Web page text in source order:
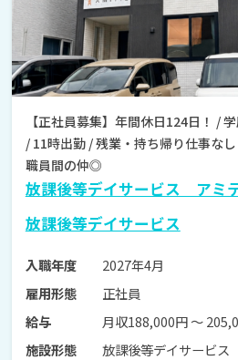
【正社員募集】年間休日124日！ /
/ 11時出勤 / 残業・持ち帰り仕事な
職員間の仲◎
放課後等デイサービス アミ
放課後等デイサービス
入職年度
2027年4月
雇用形態
正社員
給与
月収188,000円 〜
施設形態
放課後等デイサービス